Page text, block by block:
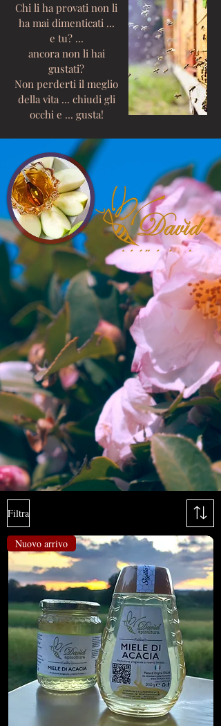
Chi li ha provati non li
ha mai dimenticati ...
e tu? ...
ancora non li hai
gustati?
Non perderti il meglio
della vita ... chiudi gli
occhi e ... gusta!
Filtra
Nuovo arrivo